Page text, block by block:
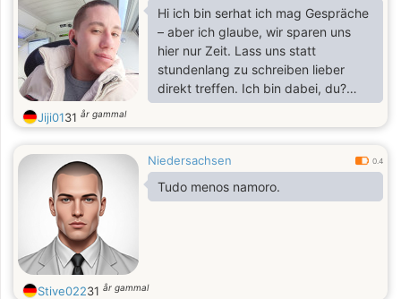
aktiv, höre Musik und verbringe Zeit
mit Freunden und Familie. Ich
genieße sowohl aufregende
Abenteuer als auch ruhige Abende
zu Hause.
Hi ich bin serhat ich mag Gespräche
– aber ich glaube, wir sparen uns
hier nur Zeit. Lass uns statt
stundenlang zu schreiben lieber
direkt treffen. Ich bin dabei, du?
Kaffee, Spaziergang, was auch
immer – Hauptsache, wir sehen uns.
Jiji0131 år gammal
Niedersachsen 0.4
Tudo menos namoro.
Stive02231 år gammal